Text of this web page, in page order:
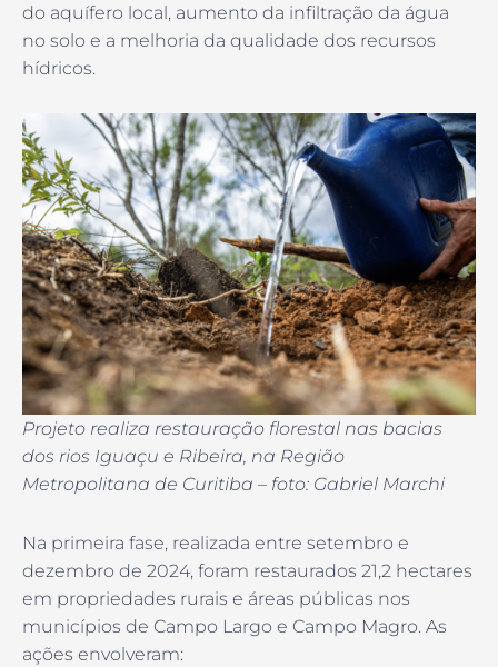
do aquífero local, aumento da infiltração da água
no solo e a melhoria da qualidade dos recursos
hídricos.
Projeto realiza restauração florestal nas bacias
dos rios Iguaçu e Ribeira, na Região
Metropolitana de Curitiba – foto: Gabriel Marchi
Na primeira fase, realizada entre setembro e
dezembro de 2024, foram restaurados 21,2 hectares
em propriedades rurais e áreas públicas nos
municípios de Campo Largo e Campo Magro. As
ações envolveram: